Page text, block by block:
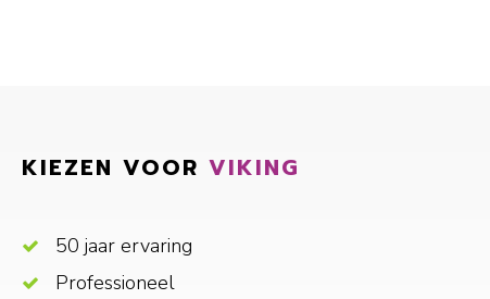
KIEZEN VOOR VIKING
50 jaar ervaring
Professioneel